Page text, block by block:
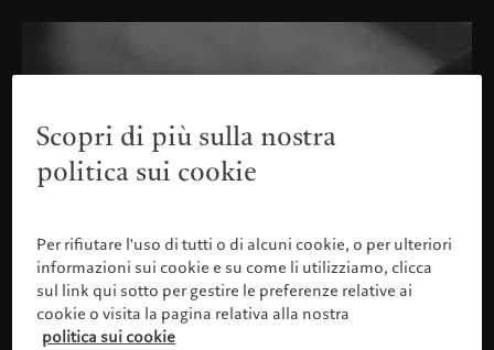
Scopri di più sulla nostra
politica sui cookie
Per rifiutare l'uso di tutti o di alcuni cookie, o per ulteriori
informazioni sui cookie e su come li utilizziamo, clicca
sul link qui sotto per gestire le preferenze relative ai
cookie o visita la pagina relativa alla nostra
politica sui cookie